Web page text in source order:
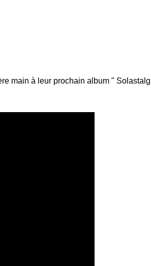
main à leur prochain album "